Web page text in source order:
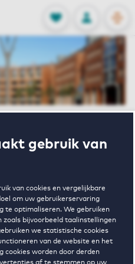
gebruik van
van cookies en vergelijkbare
om uw gebruikerservaring
te optimaliseren. We gebruiken
zoals bijvoorbeeld taalinstellingen
we statistische cookies
van de website en het
cookies worden door derden
FAVORIETEN
Opgeslagen
INLOGGEN
D Maastricht
59